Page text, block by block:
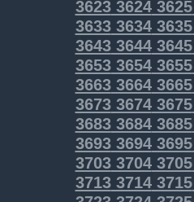
362336243625
363336343635
364336443645
365336543655
366336643665
367336743675
368336843685
369336943695
370337043705
371337143715